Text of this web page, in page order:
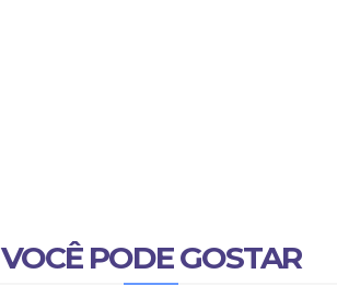
VOCÊ PODE GOSTAR